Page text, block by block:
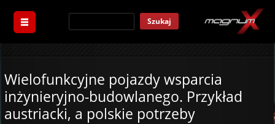
Szukaj
Wielofunkcyjne pojazdy wsparcia
inżynieryjno-budowlanego. Przykład
austriacki, a polskie potrzeby